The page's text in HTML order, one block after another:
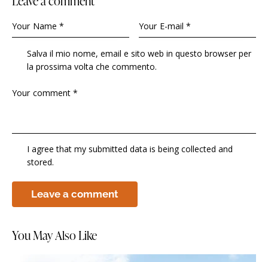
Salva il mio nome, email e sito web in questo browser per
la prossima volta che commento.
I agree that my submitted data is being collected and
stored.
You May Also Like